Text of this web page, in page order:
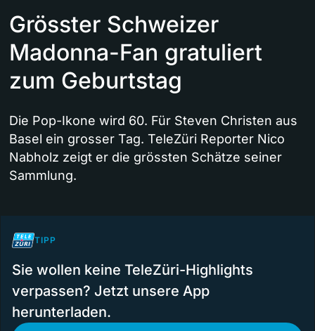
Grösster Schweizer
Madonna-Fan gratuliert
zum Geburtstag
Die Pop-Ikone wird 60. Für Steven Christen aus
Basel ein grosser Tag. TeleZüri Reporter Nico
Nabholz zeigt er die grössten Schätze seiner
Sammlung.
TIPP
Sie wollen keine TeleZüri-Highlights
verpassen? Jetzt unsere App
herunterladen.